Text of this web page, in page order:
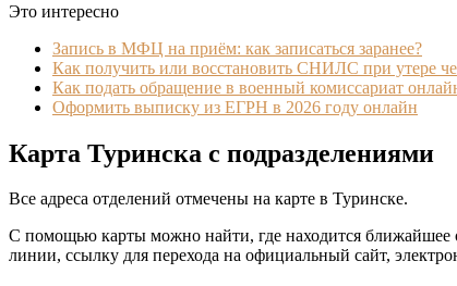
Это интересно
Запись в МФЦ на приём: как записаться заранее?
Как получить или восстановить СНИЛС при утере
Как подать обращение в военный комиссариат
Оформить выписку из ЕГРН в 2026 году онлайн
Карта Туринска с подразделениями
Все адреса отделений отмечены на карте в Туринске.
С помощью карты можно найти, где находится ближайшее
линии, ссылку для перехода на официальный сайт,